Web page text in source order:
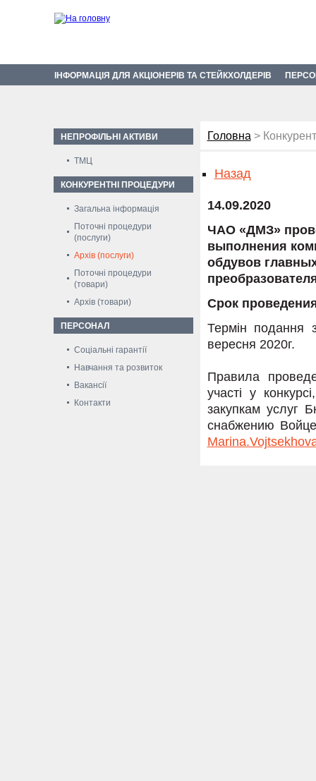
ІНФОРМАЦІЯ ДЛЯ АКЦІОНЕРІВ ТА СТЕЙКХОЛДЕРІВ
НЕПРОФІЛЬНІ АКТИВИ
ТМЦ
КОНКУРЕНТНІ ПРОЦЕДУРИ
Загальна інформація
Поточні процедури
(послуги)
Архів (послуги)
Поточні процедури
(товари)
Архів (товари)
ПЕРСОНАЛ
Соціальні гарантії
Навчання та розвиток
Вакансії
Контакти
Головна >
Назад
14.09.2020
ЧАО «ДМЗ»
выполнения
обдувов
Срок
Термін подання
вересня 2020г.
Правила
участі у
закупкам услуг
снабжению